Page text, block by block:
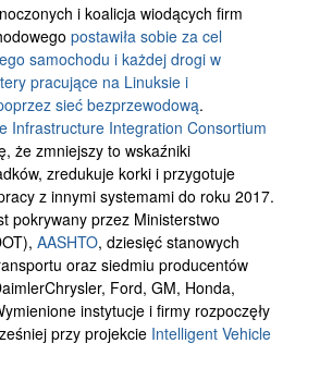
i koalicja wiodących firm
postawiła sobie za cel
samochodu i każdej drogi w
pracujące na Linuksie i
sieć bezprzewodową.
Infrastructure Integration Consortium
że zmniejszy to wskaźniki
zredukuje korki i przygotuje
z innymi systemami do roku 2017.
pokrywany przez Ministerstwo
AASHTO, dziesięć stanowych
oraz siedmiu producentów
Ford, GM, Honda,
instytucje i firmy rozpoczęły
przy projekcie Intelligent Vehicle